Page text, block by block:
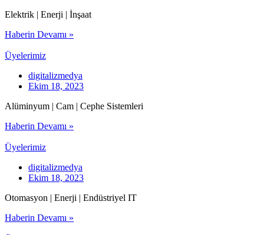
Elektrik | Enerji | İnşaat
Haberin Devamı »
Üyelerimiz
digitalizmedya
Ekim 18, 2023
Alüminyum | Cam | Cephe Sistemleri
Haberin Devamı »
Üyelerimiz
digitalizmedya
Ekim 18, 2023
Otomasyon | Enerji | Endüstriyel IT
Haberin Devamı »